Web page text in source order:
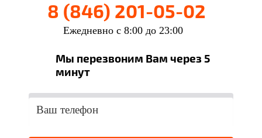
8 (846) 201-05-02
Ежедневно с 8:00 до 23:00
Мы перезвоним Вам через 5
минут